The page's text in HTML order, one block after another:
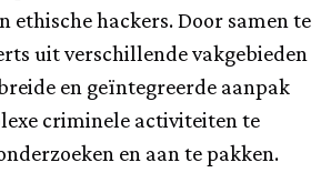
ethische hackers. Door samen te
uit verschillende vakgebieden
en geïntegreerde aanpak
criminele activiteiten te
en aan te pakken.